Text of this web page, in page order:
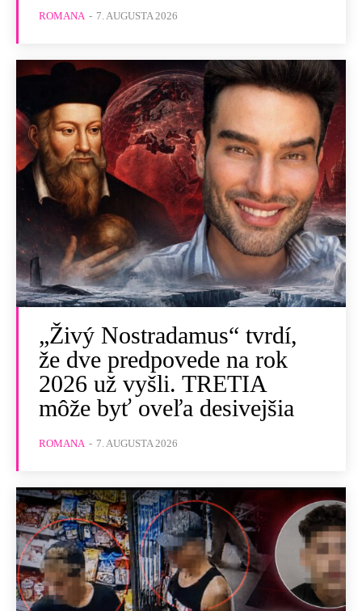
ROMANA - 7. AUGUSTA 2026
„Živý Nostradamus“ tvrdí,
že dve predpovede na rok
2026 už vyšli. TRETIA
môže byť oveľa desivejšia
ROMANA - 7. AUGUSTA 2026